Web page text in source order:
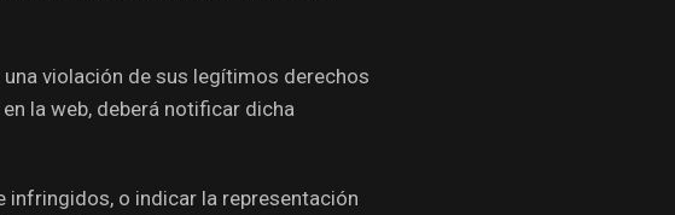
violación de sus legítimos derechos
la web, deberá notificar dicha
o indicar la representación